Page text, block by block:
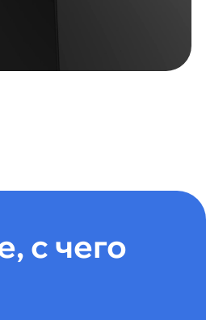
с чего